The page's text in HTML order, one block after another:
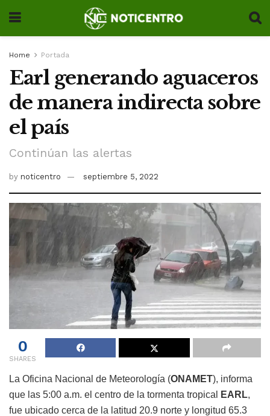
Home Portada
Earl generando aguaceros
de manera indirecta sobre
el país
Continúan las alertas
by noticentro septiembre 5, 2022
0
SHARES
La Oficina Nacional de Meteorología (ONAMET), informa
que las 5:00 a.m. el centro de la tormenta tropical
EARL,
fue ubicado cerca de la latitud 20.9 norte y longitud 65.3